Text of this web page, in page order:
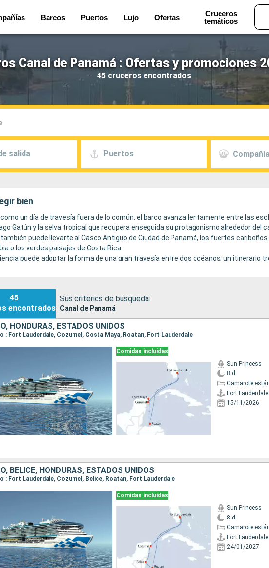
Barcos Puertos Lujo Ofertas
Cruceros
temáticos
Canal de Panamá : Ofertas y promociones
45 cruceros encontrados
salida Puertos
bien
un día de travesía fuera de lo común: el barco avanza lentamente entre las
Gatún y la selva tropical que recupera enseguida su protagonismo alrededor del
puede llevarte al Casco Antiguo de Ciudad de Panamá, los fuertes caribeños
o los verdes paisajes de Costa Rica.
puede adoptar la forma de una gran travesía entre dos océanos, un itinerario
45
encontrados
Sus criterios de búsqueda:
Canal de Panamá
HONDURAS, ESTADOS UNIDOS
: Fort Lauderdale, Cozumel, Costa Maya, Roatan, Fort Lauderdale
Comidas incluidas
Sun Princess
8 d
Camarote
Fort Lauderdale
15/11/2026
BELICE, HONDURAS, ESTADOS UNIDOS
: Fort Lauderdale, Cozumel, Belice, Roatan, Fort Lauderdale
Comidas incluidas
Sun Princess
8 d
Camarote
Fort Lauderdale
24/01/2027